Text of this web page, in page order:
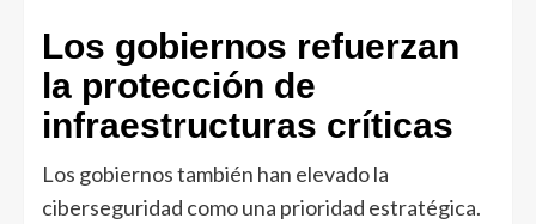
Los gobiernos refuerzan
la protección de
infraestructuras críticas
Los gobiernos también han elevado la
ciberseguridad como una prioridad estratégica.